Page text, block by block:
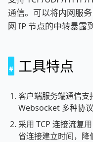
通信。可以将内网服
网 IP 节点的中转暴露
工具特点
客户端服务端通信支
Websocket 多种协议
采用 TCP 连接流复
省连接建立时间，降